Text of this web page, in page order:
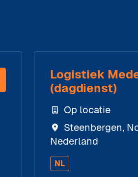
Logistiek
(dagdienst)
Op locatie
Steenbergen,
Nederland
NL